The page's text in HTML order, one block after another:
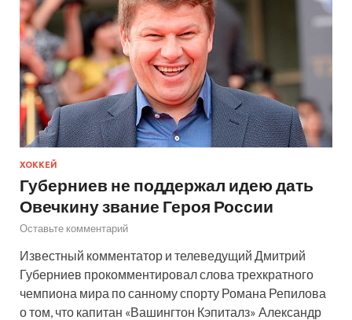
ХОККЕЙ
Губерниев не поддержал идею дать
Овечкину звание Героя России
Оставьте комментарий
Известный комментатор и телеведущий Дмитрий
Губерниев прокомментировал слова трехкратного
чемпиона мира по санному спорту Романа Репилова
о том, что капитан «Вашингтон Кэпиталз» Александр